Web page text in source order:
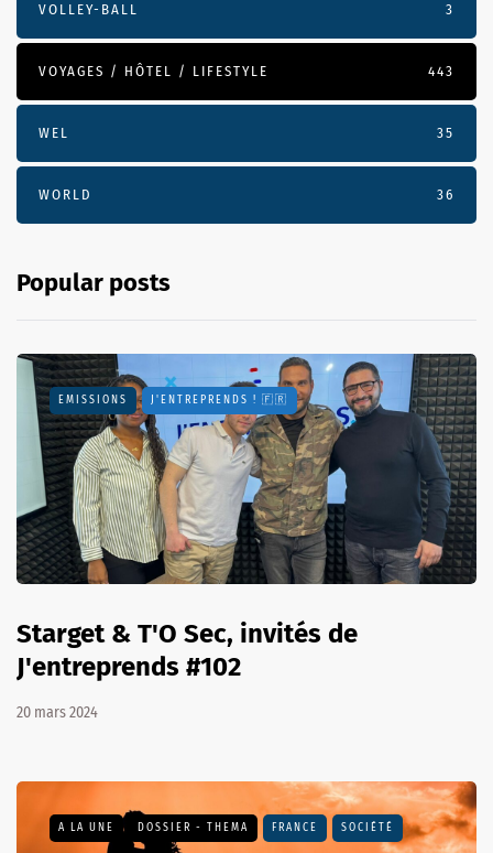
VOLLEY-BALL 3
VOYAGES / HÔTEL / LIFESTYLE 443
WEL 35
WORLD 36
Popular posts
EMISSIONS J'ENTREPRENDS ! 🇫🇷
Starget & T'O Sec, invités de
J'entreprends #102
20 mars 2024
A LA UNE DOSSIER - THEMA FRANCE SOCIÉTÉ